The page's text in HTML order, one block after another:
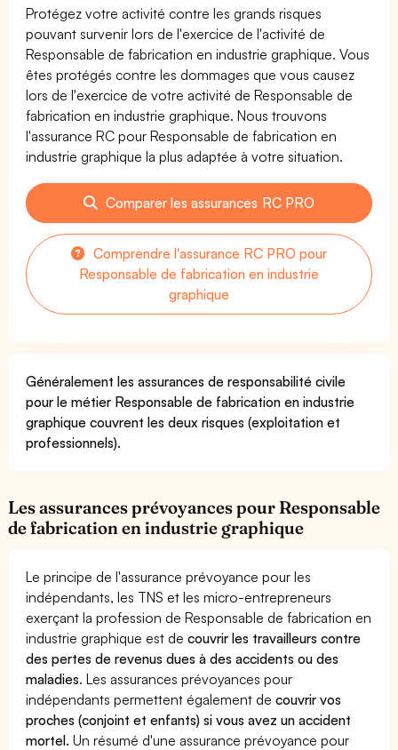
Protégez votre activité contre les grands risques
pouvant survenir lors de l'exercice de l'activité de
Responsable de fabrication en industrie graphique. Vous
êtes protégés contre les dommages que vous causez
lors de l'exercice de votre activité de Responsable de
fabrication en industrie graphique. Nous trouvons
l'assurance RC pour Responsable de fabrication en
industrie graphique la plus adaptée à votre situation.
Comparer les assurances RC PRO
Comprendre l'assurance RC PRO pour
Responsable de fabrication en industrie
graphique
Généralement les assurances de responsabilité civile
pour le métier Responsable de fabrication en industrie
graphique couvrent les deux risques (exploitation et
professionnels).
Les assurances prévoyances pour Responsable
de fabrication en industrie graphique
Le principe de l'assurance prévoyance pour les
indépendants, les TNS et les micro-entrepreneurs
exerçant la profession de Responsable de fabrication en
industrie graphique est decouvrir les travailleurs contre
des pertes de revenus dues à des accidents ou des
maladies. Les assurances prévoyances pour
indépendants permettent également decouvrir vos
proches (conjoint et enfants) si vous avez un accident
mortel. Un résumé d'une assurance prévoyance pour